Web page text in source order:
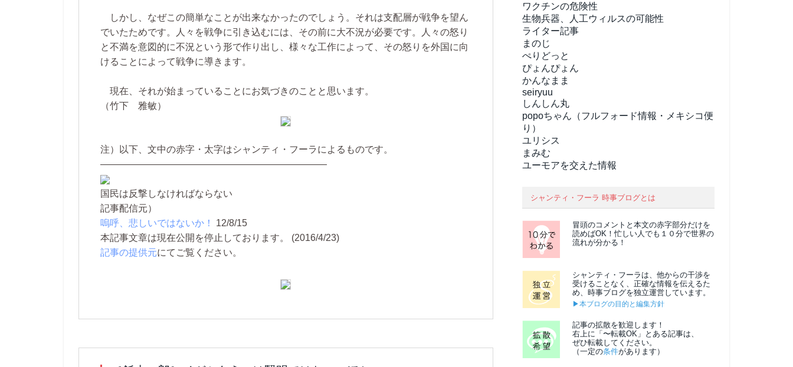
しかし、なぜこの簡単なことが出来なかったのでしょう。それは支配層が戦争を望ん
でいたためです。人々を戦争に引き込むには、その前に大不況が必要です。人々の怒り
と不満を意図的に不況という形で作り出し、様々な工作によって、その怒りを外国に向
けることによって戦争に導きます。
現在、それが始まっていることにお気づきのことと思います。
（竹下 雅敏）
注）以下、文中の赤字・太字はシャンティ・フーラによるものです。
————————————————————————
国民は反撃しなければならない
記事配信元）
嗚呼、悲しいではないか！
12/8/15
本記事文章は現在公開を停止しております。 (2016/4/23)
記事の提供元にてご覧ください。
ワクチンの危険性
生物兵器、人工ウィルスの可能性
ライター記事
まのじ
ぺりどっと
ぴょんぴょん
かんなまま
seiryuu
しんしん丸
popoちゃん（フルフォード情報・メキシコ便
り）
ユリシス
まみむ
ユーモアを交えた情報
シャンティ・フーラ 時事ブログとは
冒頭のコメントと本文の赤字部分だけを
読めばOK！忙しい人でも１０分で世界の
流れが分かる！
シャンティ・フーラは、他からの干渉を
受けることなく、正確な情報を伝えるた
め、時事ブログを独立運営しています。
▶本ブログの目的と編集方針
記事の拡散を歓迎します！
右上に「〜転載OK」とある記事は、
ぜひ転載してください。
（一定の条件があります）